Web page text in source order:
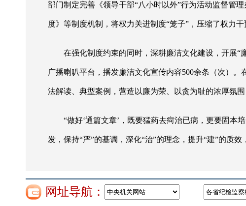
部门制定完善《领导干部“八小时以外”行为活动监督管
度》等制度机制，将权力关进制度“笼子”，压缩了权力干
在强化制度约束的同时，深耕廉洁文化建设，开展“
广播喇叭平台，播发廉洁文化宣传内容500余条（次）
法解读、典型案例，营造以廉为荣、以贪为耻的浓厚氛
“做好‘通篇文章’，既要猛药去疴治已病，更要固本
发，保持“严”的基调，深化“治”的理念，提升“建”的质
网址导航：